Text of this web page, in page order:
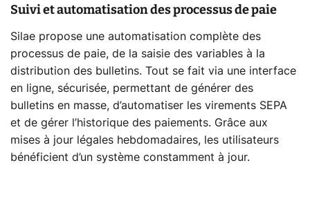
Suivi et automatisation des processus de paie
Silae propose une automatisation complète des
processus de paie, de la saisie des variables à la
distribution des bulletins. Tout se fait via une interface
en ligne, sécurisée, permettant de générer des
bulletins en masse, d’automatiser les virements SEPA
et de gérer l’historique des paiements. Grâce aux
mises à jour légales hebdomadaires, les utilisateurs
bénéficient d’un système constamment à jour.